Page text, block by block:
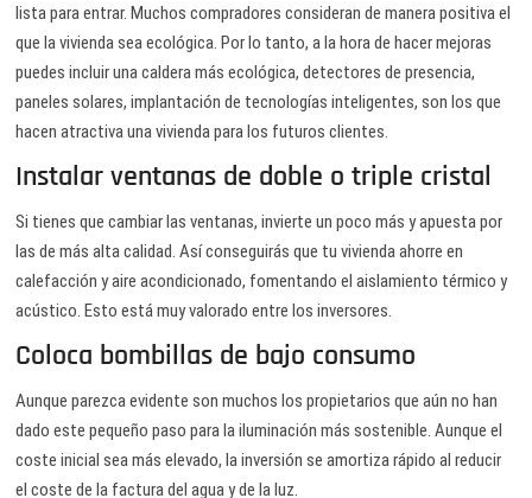
lista para entrar. Muchos compradores consideran de manera positiva el
que la vivienda sea ecológica. Por lo tanto, a la hora de hacer mejoras
puedes incluir una caldera más ecológica, detectores de presencia,
paneles solares, implantación de tecnologías inteligentes, son los que
hacen atractiva una vivienda para los futuros clientes.
Instalar ventanas de doble o triple cristal
Si tienes que cambiar las ventanas, invierte un poco más y apuesta por
las de más alta calidad. Así conseguirás que tu vivienda ahorre en
calefacción y aire acondicionado, fomentando el aislamiento térmico y
acústico. Esto está muy valorado entre los inversores.
Coloca bombillas de bajo consumo
Aunque parezca evidente son muchos los propietarios que aún no han
dado este pequeño paso para la iluminación más sostenible. Aunque el
coste inicial sea más elevado, la inversión se amortiza rápido al reducir
el coste de la factura del agua y de la luz.